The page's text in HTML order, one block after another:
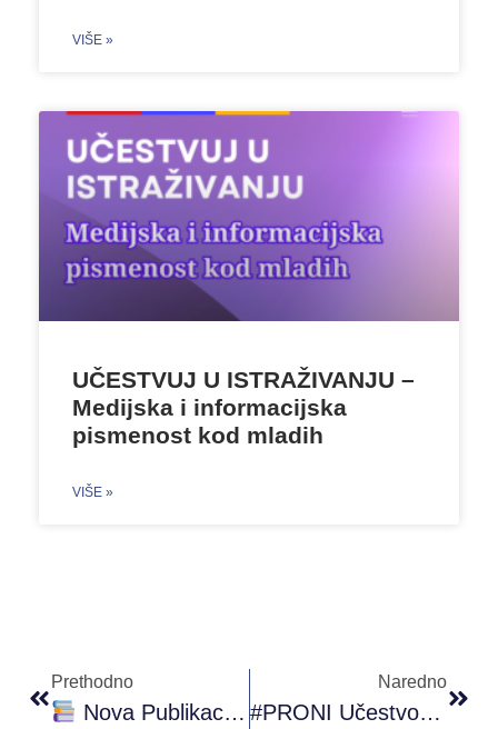
VIŠE »
UČESTVUJ U ISTRAŽIVANJU –
Medijska i informacijska
pismenost kod mladih
VIŠE »
Prethodno
Nova Publikacija: “Osnove Omladinskog Rada” Od EU-CoE Youth Partnership
Naredno
#PRONI Učestvovao Na Online Sastanku Na Temu: “Razvoj Demokratskog Učešća U Gradu Mostaru”